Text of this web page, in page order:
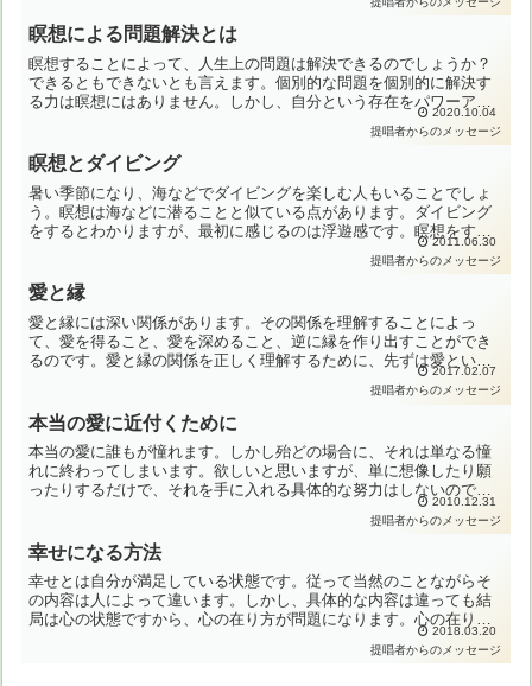
瞑想による問題解決とは
瞑想することによって、人生上の問題は解決できるのでしょうか？
できるともできないとも言えます。個別的な問題を個別的に解決す
る力は瞑想にはありません。しかし、自分という存在をパワーアッ
プすることによって、全体的に状況を改善していくことは可能で
2020.10.04
提唱者からのメッセージ
瞑想とダイビング
暑い季節になり、海などでダイビングを楽しむ人もいることでしょ
う。瞑想は海などに潜ることと似ている点があります。ダイビング
をするとわかりますが、最初に感じるのは浮遊感です。瞑想をする
と浮揚感が出てくることが多いものです。それは体内のエネルギ
2011.06.30
提唱者からのメッセージ
愛と縁
愛と縁には深い関係があります。その関係を理解することによっ
て、愛を得ること、愛を深めること、逆に縁を作り出すことができ
るのです。愛と縁の関係を正しく理解するために、先ずは愛という
言葉、縁という言葉の意味を理解する必要があります。愛とは、あ
2017.02.07
提唱者からのメッセージ
本当の愛に近付くために
本当の愛に誰もが憧れます。しかし殆どの場合に、それは単なる憧
れに終わってしまいます。欲しいと思いますが、単に想像したり願
ったりするだけで、それを手に入れる具体的な努力はしないので
す。その努力が大変だからというよりも、どのような努力をすれば
2010.12.31
提唱者からのメッセージ
幸せになる方法
幸せとは自分が満足している状態です。従って当然のことながらそ
の内容は人によって違います。しかし、具体的な内容は違っても結
局は心の状態ですから、心の在り方が問題になります。心の在り方
は三つの要素によって決まります。第一に、健康や経済状態や人
2018.03.20
提唱者からのメッセージ